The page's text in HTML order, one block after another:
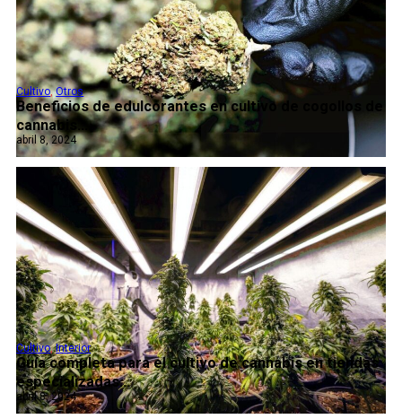
Beneficios de edulcorantes en cultivo de cogollos de
cannabis...
Cultivo,Otros
abril 8, 2024
Guía completa para el cultivo de cannabis en tiendas
especializadas...
Cultivo,Interior
abril 8, 2024